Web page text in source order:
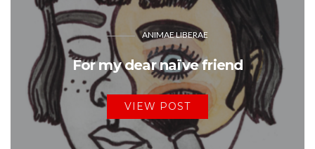
ANIMAE LIBERAE
For my dear naïve friend
VIEW POST